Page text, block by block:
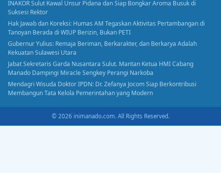
INAKOR Sulut Kawal Unsur Pidana dan Siap Bongkar Aroma Busuk di
Suksesi Rektor
Hak Jawab dan Koreksi: Humas AM Tegaskan Aktivitas Pertambangan di
Tanoyan Berada di WIUP Berizin, Bukan PETI
Gubernur Yulius: Remaja Beriman, Berkarakter, dan Berkarya Adalah
Kekuatan Sulawesi Utara
Jabat Sekretaris Garda Nusantara Sulut. Mantan Ketua HMI Cabang
Manado Dampingi Miracle Sengkey Perangi Narkoba
Mendagri Wisuda Doktor IPDN: Dr. Zefanya Jocom Siap Berkontribusi
Membangun Tata Kelola Pemerintahan yang Modern
© 2026 inimanado.com. All Rights Reserved.